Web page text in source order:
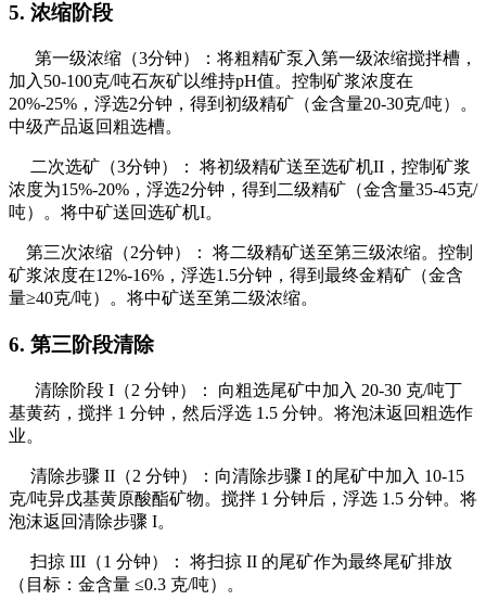
5. 浓缩阶段
第一级浓缩（3分钟）：将粗精矿泵入第一级浓缩搅拌槽，
加入50-100克/吨石灰矿以维持pH值。控制矿浆浓度在
20%-25%，浮选2分钟，得到初级精矿（金含量20-30克/吨）。
中级产品返回粗选槽。
二次选矿（3分钟）： 将初级精矿送至选矿机II，控制矿浆
浓度为15%-20%，浮选2分钟，得到二级精矿（金含量35-45克/
吨）。将中矿送回选矿机I。
第三次浓缩（2分钟）： 将二级精矿送至第三级浓缩。控制
矿浆浓度在12%-16%，浮选1.5分钟，得到最终金精矿（金含
量≥40克/吨）。将中矿送至第二级浓缩。
6. 第三阶段清除
清除阶段 I（2 分钟）： 向粗选尾矿中加入 20-30 克/吨丁
基黄药，搅拌 1 分钟，然后浮选 1.5 分钟。将泡沫返回粗选作
业。
清除步骤 II（2 分钟）：向清除步骤 I 的尾矿中加入 10-15
克/吨异戊基黄原酸酯矿物。搅拌 1 分钟后，浮选 1.5 分钟。将
泡沫返回清除步骤 I。
扫掠 III（1 分钟）： 将扫掠 II 的尾矿作为最终尾矿排放
（目标：金含量 ≤0.3 克/吨）。